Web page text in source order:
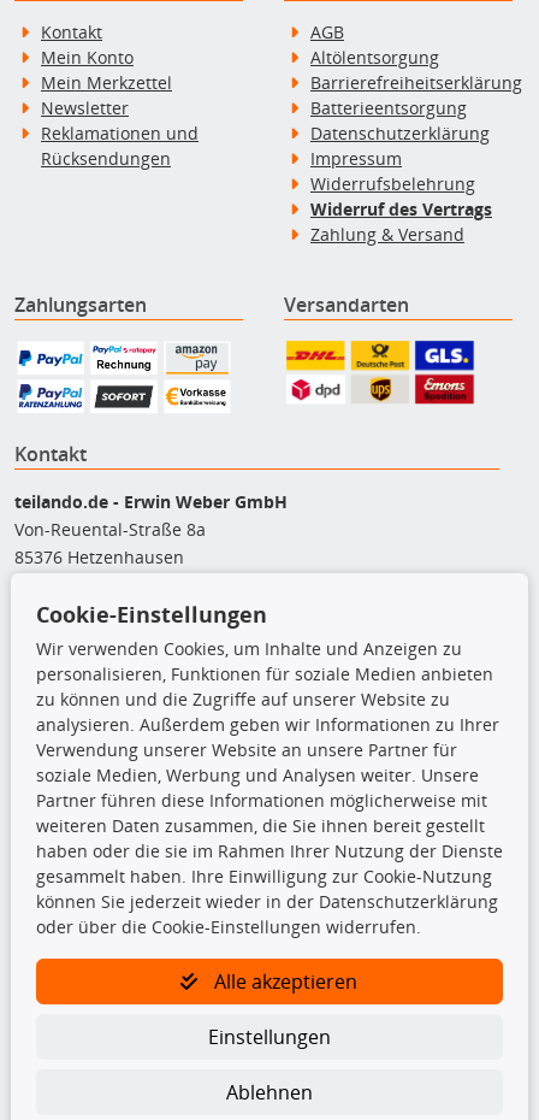
Kontakt
Mein Konto
Mein Merkzettel
Newsletter
Reklamationen und
Rücksendungen
AGB
Altölentsorgung
Barrierefreiheitserklärung
Batterieentsorgung
Datenschutzerklärung
Impressum
Widerrufsbelehrung
Widerruf des Vertrags
Zahlung & Versand
Zahlungsarten Versandarten
Kontakt
teilando.de - Erwin Weber GmbH
Von-Reuental-Straße 8a
85376 Hetzenhausen
shop@teilando.de
Top Produkte
Beleuchtung
Bremsbeläge
Bremsscheiben
Kupplungssatz
Querlenker
Radlager
Stoßdämpfer
TecDoc Inside
Cookie-Einstellungen
Wir verwenden Cookies, um Inhalte und Anzeigen zu
personalisieren, Funktionen für soziale Medien anbieten
zu können und die Zugriffe auf unserer Website zu
analysieren. Außerdem geben wir Informationen zu Ihrer
Verwendung unserer Website an unsere Partner für
soziale Medien, Werbung und Analysen weiter. Unsere
Partner führen diese Informationen möglicherweise mit
weiteren Daten zusammen, die Sie ihnen bereit gestellt
haben oder die sie im Rahmen Ihrer Nutzung der Dienste
gesammelt haben. Ihre Einwilligung zur Cookie-Nutzung
können Sie jederzeit wieder in der Datenschutzerklärung
oder über die Cookie-Einstellungen widerrufen.
Alle akzeptieren
Einstellungen
Ablehnen